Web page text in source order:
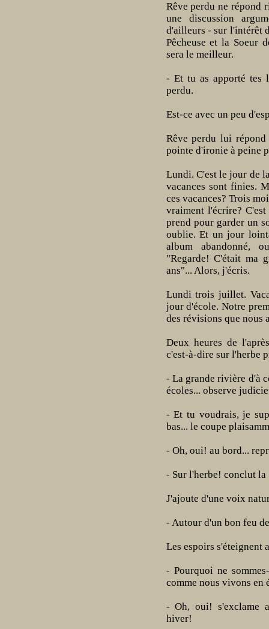
Rêve perdu ne répond
une discussion
d'ailleurs - sur l'intérêt
Pêcheuse et la Soeur
sera le meilleur.
- Et tu as apporté tes
perdu.
Est-ce avec un peu
Rêve perdu lui
pointe d'ironie à peine
Lundi. C'est le jour de
vacances sont finies.
ces vacances? Trois
vraiment l'écrire?
prend pour garder un
oublie. Et un jour
album abandonné,
"Regarde! C'était ma
ans"... Alors, j'écris.
Lundi trois juillet.
jour d'école. Notre
des révisions que nous
Deux heures de
c'est-à-dire sur l'herbe
- La grande rivière d'à
écoles... observe
- Et tu voudrais, je
bas... le coupe
- Oh, oui! au bord...
- Sur l'herbe! conclut la
J'ajoute d'une voix
- Autour d'un bon feu
Les espoirs s'éteignent
- Pourquoi ne
comme nous vivons en
- Oh, oui! s'exclame
hiver!